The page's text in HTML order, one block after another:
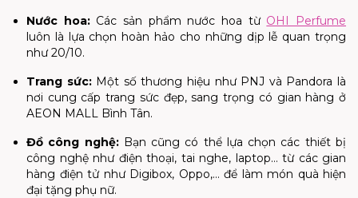
Nước hoa:Các sản phẩm nước hoa từ OHI Perfume
luôn là lựa chọn hoàn hảo cho những dịp lễ quan trọng
như 20/10.
Trang sức: Một số thương hiệu như PNJ và Pandora là
nơi cung cấp trang sức đẹp, sang trọng có gian hàng ở
AEON MALL Bình Tân.
Đồ công nghệ:Bạn cũng có thể lựa chọn các thiết bị
công nghệ như điện thoại, tai nghe, laptop… từ các gian
hàng điện tử như Digibox, Oppo,… để làm món quà hiện
đại tặng phụ nữ.